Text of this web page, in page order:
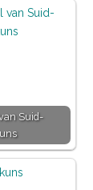
Suid-